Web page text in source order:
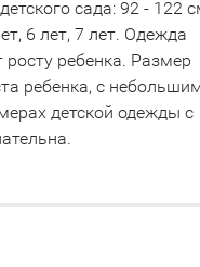
сада: 92 - 122
6 лет, 7 лет. Одежда
росту ребенка. Размер
ребенка, с
детской одежды с